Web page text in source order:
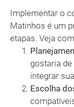
Implementar o
Matinhos é um
etapas. Veja
gostaria
integrar
Escolha